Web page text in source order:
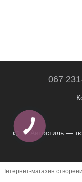
067
👉 © Автостиль —
Інтернет-магазин